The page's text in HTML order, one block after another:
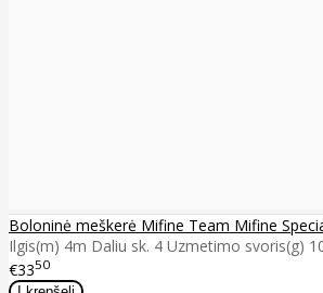
Boloninė meškerė Mifine Team Mifine
Ilgis(m) 4m Daliu sk. 4 Uzmetimo svoris(g)
€3350